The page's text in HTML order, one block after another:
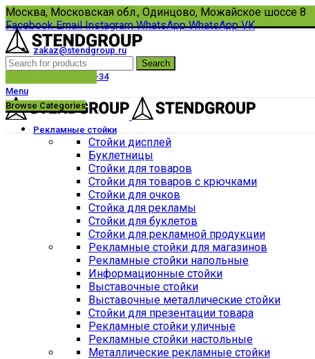
Москва, Московская обл., Одинцово, Можайское шоссе 8
Facebook Email Instagram WhatsApp WhatsApp VK
zakaz@stendgroup.ru
8(495)108-33-17
+7 (910) 434-67-34
Пн-Пт с 10:00 до 18:00
Search
Menu
Browse Categories
Рекламные стойки
Стойки дисплей
Буклетницы
Стойки для товаров
Стойки для товаров с крючками
Стойки для очков
Стойка для рекламы
Стойки для буклетов
Стойки для рекламной продукции
Рекламные стойки для магазинов
Рекламные стойки напольные
Информационные стойки
Выставочные стойки
Выставочные металлические стойки
Стойки для презентации товара
Рекламные стойки уличные
Рекламные стойки настольные
Металлические рекламные стойки